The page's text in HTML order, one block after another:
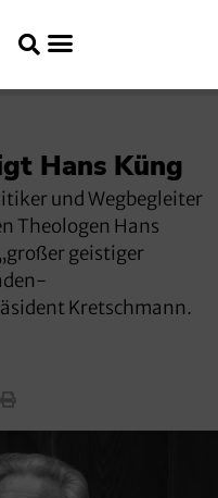
Hans Küng
und Wegbegleiter
Theologen Hans
geistiger
Kretschmann.